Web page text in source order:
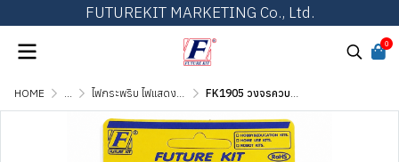
FUTUREKIT MARKETING Co., Ltd.
0
HOME ... ไฟกระพริบ ไฟแสดงผล และไฟเกมส์ต่างๆ FK1905 วงจรควบคุม LED 2 รูปแบบ ใช้ IC OPAMP